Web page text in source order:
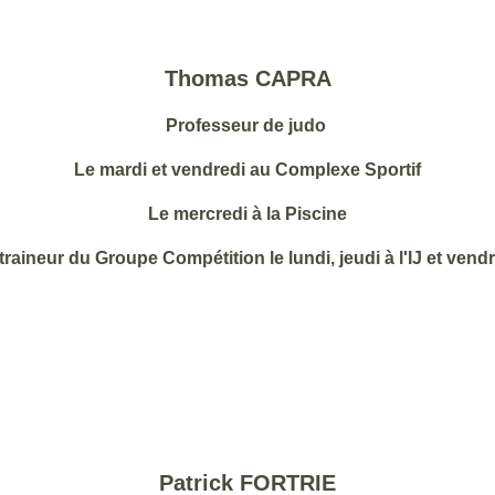
Thomas CAPRA
Professeur de judo
Le mardi et vendredi au Complexe Sportif
Le mercredi à la Piscine
du Groupe Compétition le lundi, jeudi à l'IJ et
Patrick FORTRIE